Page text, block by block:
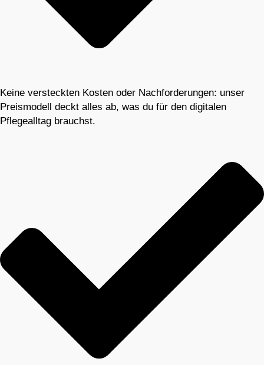
Keine versteckten Kosten oder Nachforderungen: unser
Preismodell deckt alles ab, was du für den digitalen
Pflegealltag brauchst.